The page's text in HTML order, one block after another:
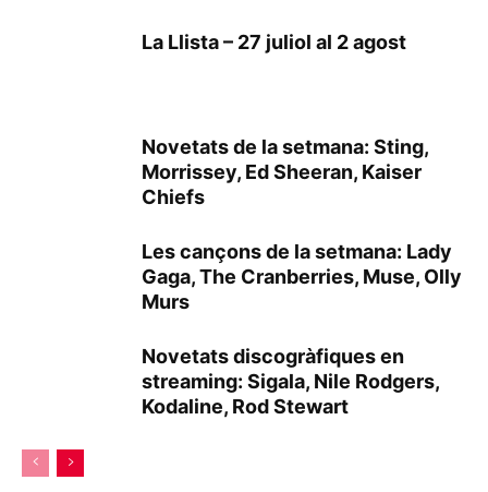
La Llista – 27 juliol al 2 agost
Novetats de la setmana: Sting,
Morrissey, Ed Sheeran, Kaiser
Chiefs
Les cançons de la setmana: Lady
Gaga, The Cranberries, Muse, Olly
Murs
Novetats discogràfiques en
streaming: Sigala, Nile Rodgers,
Kodaline, Rod Stewart